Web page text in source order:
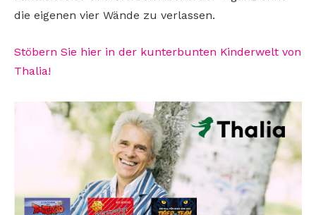
die eigenen vier Wände zu verlassen.
Stöbern Sie hier in der kunterbunten Kinderwelt von
Thalia!